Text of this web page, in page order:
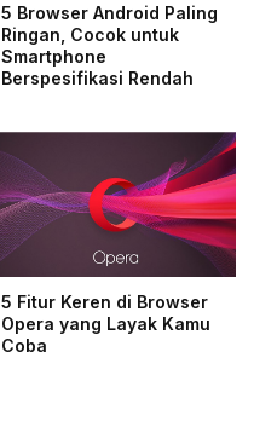
5 Browser Android Paling
Ringan, Cocok untuk
Smartphone
Berspesifikasi Rendah
5 Fitur Keren di Browser
Opera yang Layak Kamu
Coba